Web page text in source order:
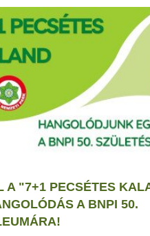
A "7+1 PECSÉTES
A BNPI 50.